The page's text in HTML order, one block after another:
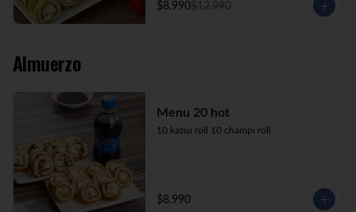
$8.990$12.990
Almuerzo
Menu 20 hot
10 katsu roll 10 champi roll
$8.990